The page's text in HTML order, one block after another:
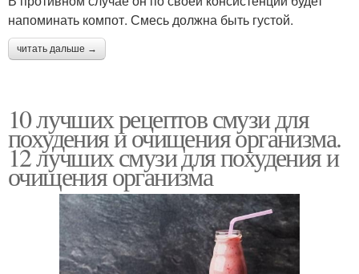
напоминать компот. Смесь должна быть густой.
читать дальше →
10 лучших рецептов смузи для
похудения и очищения организма.
12 лучших смузи для похудения и
очищения организма